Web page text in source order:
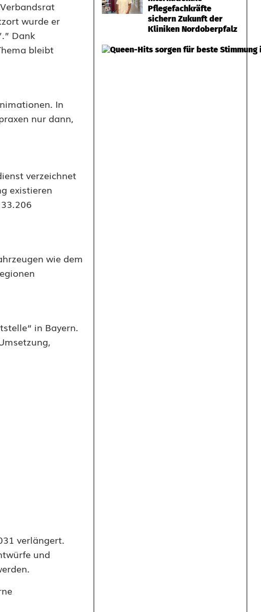
wurde er
Dank
bleibt
In
nur dann,
verzeichnet
existieren
wie dem
in Bayern.
verlängert.
und
Pflegefachkräfte
sichern Zukunft der
Kliniken Nordoberpfalz